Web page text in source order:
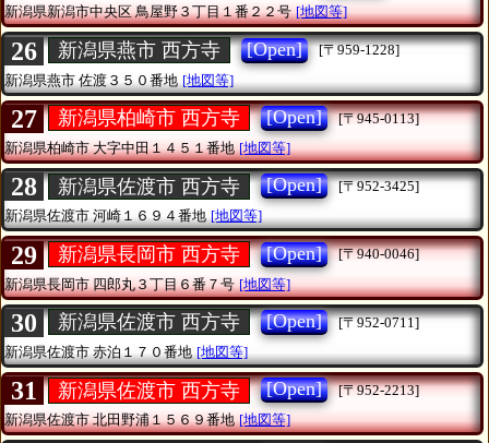
新潟県新潟市中央区鳥屋野３丁目１番２２号 [地図等]
26 新潟県燕市 西方寺 [Open]
[〒959-1228]
新潟県燕市 佐渡３５０番地 [地図等]
27 新潟県柏崎市 西方寺 [Open]
[〒945-0113]
新潟県柏崎市大字中田１４５１番地 [地図等]
28 新潟県佐渡市 西方寺 [Open]
[〒952-3425]
新潟県佐渡市河崎１６９４番地 [地図等]
29 新潟県長岡市 西方寺 [Open]
[〒940-0046]
新潟県長岡市四郎丸３丁目６番７号 [地図等]
30 新潟県佐渡市 西方寺 [Open]
[〒952-0711]
新潟県佐渡市 赤泊１７０番地 [地図等]
31 新潟県佐渡市 西方寺 [Open]
[〒952-2213]
新潟県佐渡市北田野浦１５６９番地 [地図等]